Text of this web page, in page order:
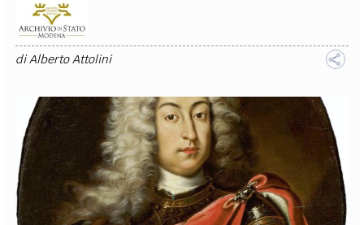
diAlberto Attolini